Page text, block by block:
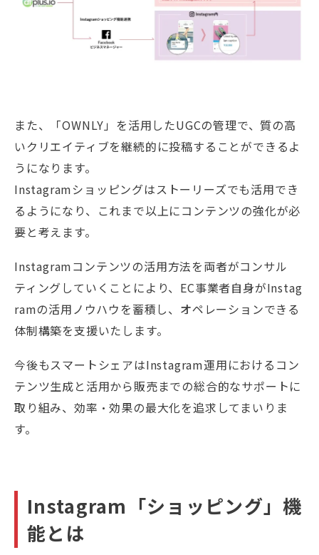
また、「OWNLY」を活用したUGCの管理で、質の高
いクリエイティブを継続的に投稿することができるよ
うになります。
Instagramショッピングはストーリーズでも活用でき
るようになり、これまで以上にコンテンツの強化が必
要と考えます。
Instagramコンテンツの活用方法を両者がコンサル
ティングしていくことにより、EC事業者自身がInstag
ramの活用ノウハウを蓄積し、オペレーションできる
体制構築を支援いたします。
今後もスマートシェアはInstagram運用におけるコン
テンツ生成と活用から販売までの総合的なサポートに
取り組み、効率・効果の最大化を追求してまいりま
す。
Instagram「ショッピング」機
能とは